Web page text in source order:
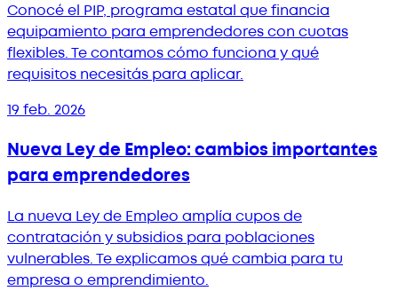
Conocé el PIP, programa estatal que financia
equipamiento para emprendedores con cuotas
flexibles. Te contamos cómo funciona y qué
requisitos necesitás para aplicar.
19 feb. 2026
Nueva Ley de Empleo: cambios importantes
para emprendedores
La nueva Ley de Empleo amplía cupos de
contratación y subsidios para poblaciones
vulnerables. Te explicamos qué cambia para tu
empresa o emprendimiento.